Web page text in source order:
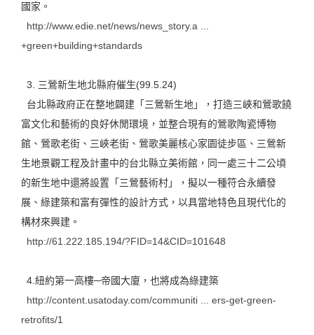
國家。
http://www.edie.net/news/news_story.a ...
+green+building+standards
3. 三鶯新生地北縣府催生(99.5.24)
台北縣政府正在整地闢建「三鶯新生地」，打造三峽和鶯歌饒
富文化和藝術的良好休閒環境，並整合現有的鶯歌陶瓷博物
館、鶯歌老街、三峽老街、鶯歌美麗核心家園徒步區、三鶯新
生地景觀工程及計畫中的台北縣立美術館，同一處三十二公頃
的新生地中還將設置「三鶯藝術村」，擬以一種符合永續發
展、綠建築和富有彈性的設計方式，以具當地特色且現代化的
構材來興建。
http://61.222.185.194/?FID=14&CID=101648
4.紐約第一高樓─帝國大廈，也將成為綠建築
http://content.usatoday.com/communiti ... ers-get-green-
retrofits/1